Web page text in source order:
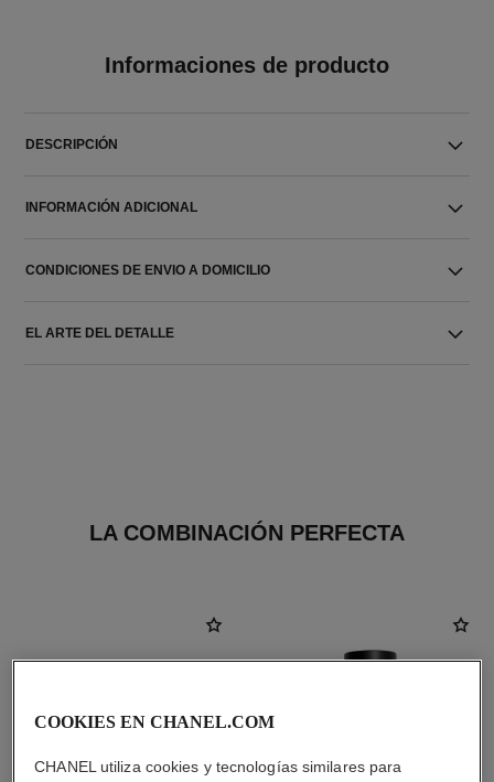
Informaciones de producto
DESCRIPCIÓN
INFORMACIÓN ADICIONAL
CONDICIONES DE ENVIO A DOMICILIO
EL ARTE DEL DETALLE
LA COMBINACIÓN PERFECTA
COOKIES EN CHANEL.COM
CHANEL utiliza cookies y tecnologías similares para